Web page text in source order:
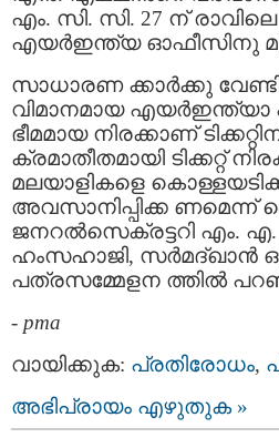
എം. സി. സി. 27 ന്
എയര്‍ഇന്ത്യ ഓഫീസിനു
സാധാരണ ക്കാര്‍ക്കു
വിമാനമായ
ഭീമമായ നിരക്കാണ്
ക്രമാതീതമായി ടിക്കറ്റ്
മലയാളികളെ
അവസാനിപ്പിക്ക ണമെന്ന്
ജനറല്‍സെക്രട്ടറി എം.
ഹംസഹാജി, സര്‍മദ്ഖാന്‍
പത്രസമ്മേളന ത്തില്‍
- pma
വായിക്കുക: പ്രതിരോധം,
അഭിപ്രായം എഴുതുക »